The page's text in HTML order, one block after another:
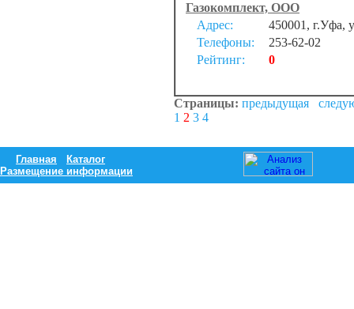
Газокомплект, ООО
Адрес:
450001, г.Уфа,
Телефоны:
253-62-02
Рейтинг:
0
Страницы: предыдущая
1 2 3 4
Главная
Каталог
Размещение информации